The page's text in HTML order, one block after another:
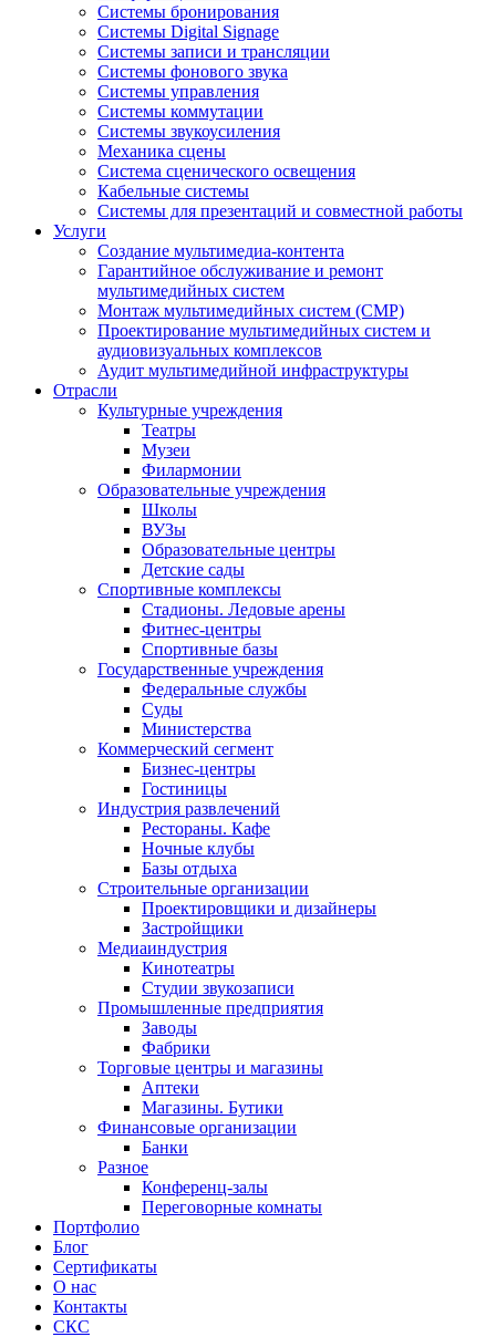
Системы бронирования
Системы Digital Signage
Системы записи и трансляции
Системы фонового звука
Системы управления
Системы коммутации
Системы звукоусиления
Механика сцены
Система сценического освещения
Кабельные системы
Системы для презентаций и совместной работы
Услуги
Создание мультимедиа-контента
Гарантийное обслуживание и ремонт
мультимедийных систем
Монтаж мультимедийных систем (СМР)
Проектирование мультимедийных систем и
аудиовизуальных комплексов
Аудит мультимедийной инфраструктуры
Отрасли
Культурные учреждения
Театры
Музеи
Филармонии
Образовательные учреждения
Школы
ВУЗы
Образовательные центры
Детские сады
Спортивные комплексы
Стадионы. Ледовые арены
Фитнес-центры
Спортивные базы
Государственные учреждения
Федеральные службы
Суды
Министерства
Коммерческий сегмент
Бизнес-центры
Гостиницы
Индустрия развлечений
Рестораны. Кафе
Ночные клубы
Базы отдыха
Строительные организации
Проектировщики и дизайнеры
Застройщики
Медиаиндустрия
Кинотеатры
Студии звукозаписи
Промышленные предприятия
Заводы
Фабрики
Торговые центры и магазины
Аптеки
Магазины. Бутики
Финансовые организации
Банки
Разное
Конференц-залы
Переговорные комнаты
Портфолио
Блог
Сертификаты
О нас
Контакты
СКС